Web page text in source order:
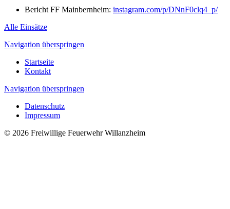
Bericht FF Mainbernheim: instagram.com/p/DNnF0clq4_p/
Alle Einsätze
Navigation überspringen
Startseite
Kontakt
Navigation überspringen
Datenschutz
Impressum
© 2026 Freiwillige Feuerwehr Willanzheim